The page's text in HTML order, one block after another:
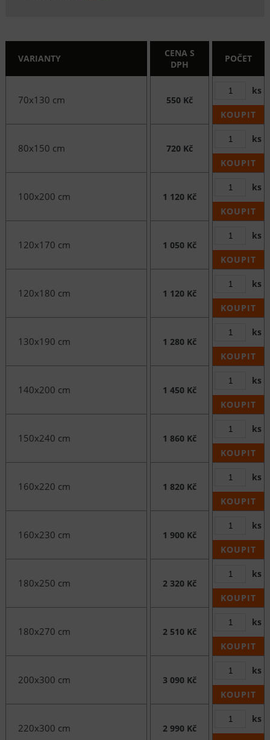
VARIANTY
CENA S
DPH
POČET
70x130 cm 550 Kč
ks
KOUPIT
80x150 cm 720 Kč
ks
KOUPIT
100x200 cm 1 120 Kč
ks
KOUPIT
120x170 cm 1 050 Kč
ks
KOUPIT
120x180 cm 1 120 Kč
ks
KOUPIT
130x190 cm 1 280 Kč
ks
KOUPIT
140x200 cm 1 450 Kč
ks
KOUPIT
150x240 cm 1 860 Kč
ks
KOUPIT
160x220 cm 1 820 Kč
ks
KOUPIT
160x230 cm 1 900 Kč
ks
KOUPIT
180x250 cm 2 320 Kč
ks
KOUPIT
180x270 cm 2 510 Kč
ks
KOUPIT
200x300 cm 3 090 Kč
ks
KOUPIT
220x300 cm 2 990 Kč
ks